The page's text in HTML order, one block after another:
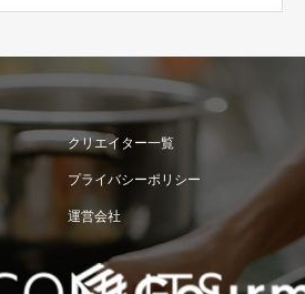
クリエイター一覧
プライバシーポリシー
運営会社